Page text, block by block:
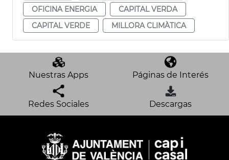
OFICINA ENERGIA
CAPITAL VERDA
CAPITAL VERDE
MILLORA CLIMÀTICA
Nuestras Apps Páginas de Interés
Redes Sociales Descargas